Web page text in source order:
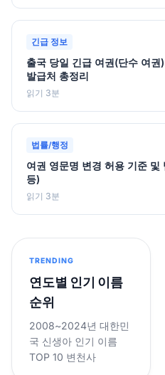
긴급 정보
출국 당일 긴급 여권(단수 여
발급처 총정리
읽기 3분
법률/행정
여권 영문명 변경 허용 기준
등)
읽기 3분
TRENDING
연도별 인기 이름
순위
2008~2024년 대한민
국 신생아 인기 이름
TOP 10 변천사